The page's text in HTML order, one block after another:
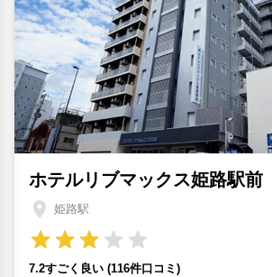
ホテルリブマックス姫路駅前
姫路駅
7.2すごく良い (116件口コミ)